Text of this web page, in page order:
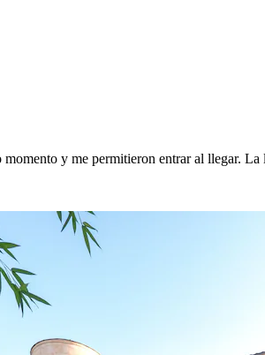
y me permitieron entrar al llegar.